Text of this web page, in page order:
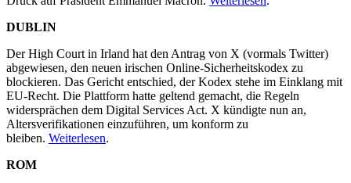
DUBLIN
Der High Court in Irland hat den Antrag von X (vormals Twitter)
abgewiesen, den neuen irischen Online-Sicherheitskodex zu
blockieren. Das Gericht entschied, der Kodex stehe im Einklang mit
EU-Recht. Die Plattform hatte geltend gemacht, die Regeln
widersprächen dem Digital Services Act. X kündigte nun an,
Altersverifikationen einzuführen, um konform zu
bleiben. Weiterlesen.
ROM